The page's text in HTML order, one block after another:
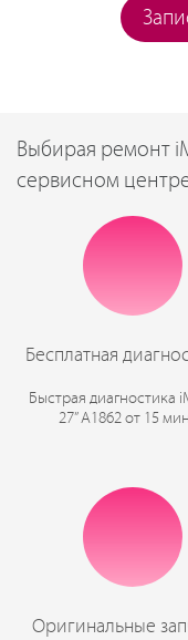
Выбирая ремонт
сервисном
Бесплатная
Быстрая диагностика
27” A1862 от 15
Оригинальные